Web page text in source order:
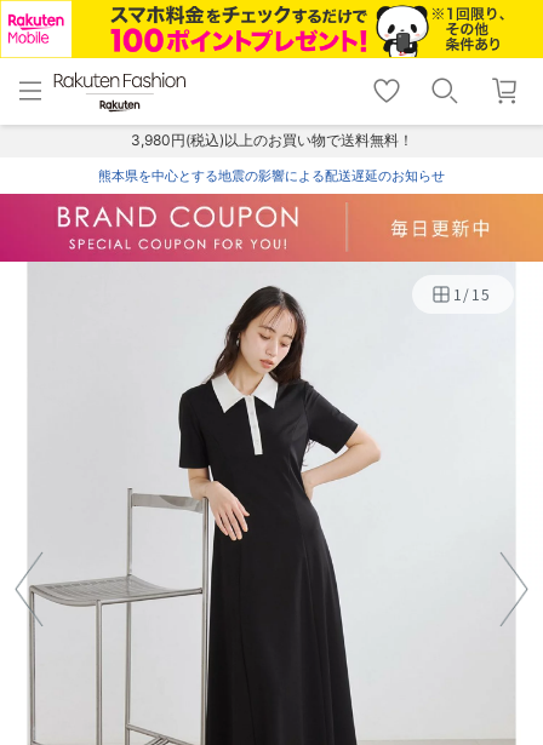
menu home
トップ
shopping_cart lock_outline
ログイン
3,980円(税込)以上のお買い物で送料無料！
熊本県を中心とする地震の影響による配送遅延のお知らせ
1/15